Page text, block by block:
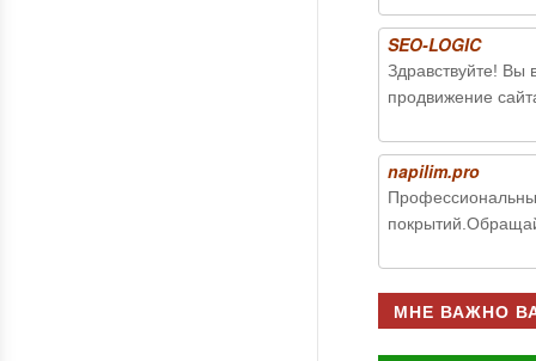
SEO-LOGIC
Здравствуйте! Вы
продвижение
napilim.pro
МНЕ ВАЖНО